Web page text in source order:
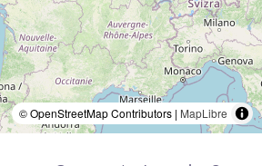
© OpenStreetMap Contributors | MapLibre